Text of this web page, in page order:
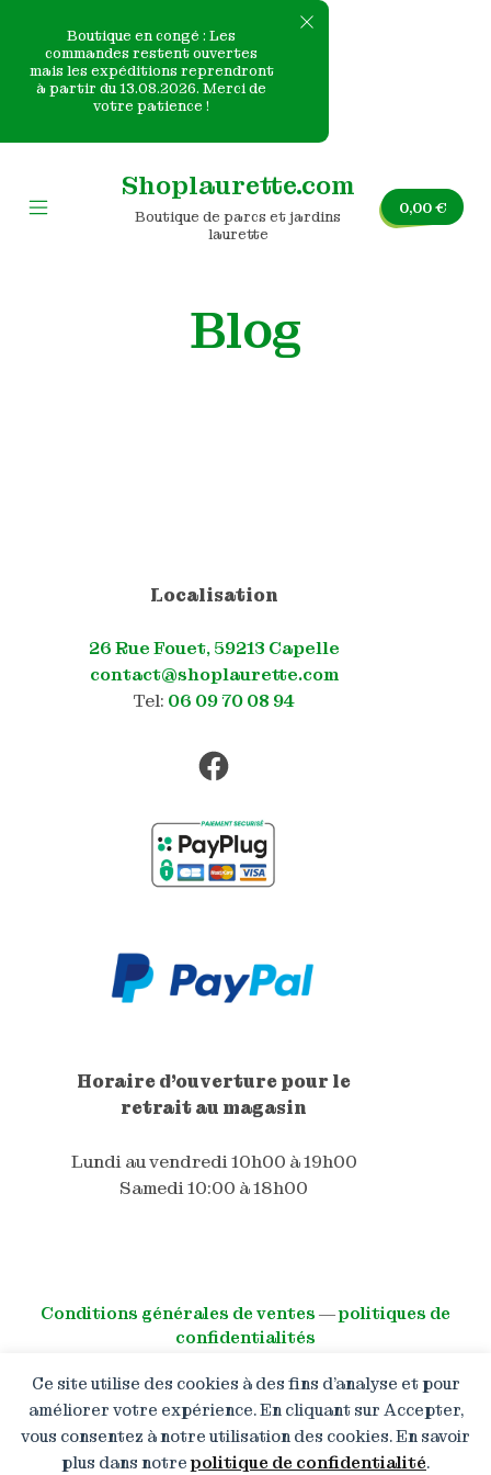
Boutique en congé : Les
commandes restent ouvertes
mais les expéditions reprendront
à partir du 13.08.2026. Merci de
votre patience !
Ce site utilise des cookies à des fins d’analyse et pour
améliorer votre expérience. En cliquant sur Accepter,
vous consentez à notre utilisation des cookies. En savoir
plus dans notrepolitique de confidentialité.
content
Shoplaurette.com
Boutique de parcs et jardins
laurette
0,00€
Blog
Localisation
26 Rue Fouet, 59213 Capelle
contact@shoplaurette.com
Tel: 06 09 70 08 94
Facebook
Horaire d'ouverture pour le
retrait au magasin
Lundi au vendredi 10h00 à 19h00
Samedi 10:00 à 18h00
Conditions générales de ventes ―politiques de
confidentialités
© All right reserved
Boutique en congé : Les
commandes restent ouvertes